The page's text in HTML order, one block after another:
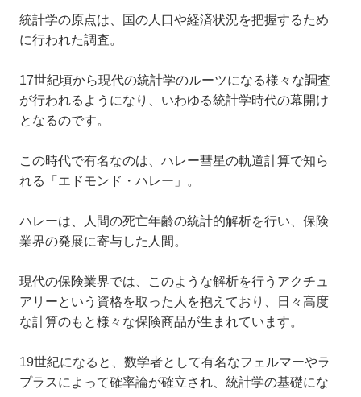
統計学の原点は、国の人口や経済状況を把握するため
に行われた調査。
17世紀頃から現代の統計学のルーツになる様々な調査
が行われるようになり、いわゆる統計学時代の幕開け
となるのです。
この時代で有名なのは、ハレー彗星の軌道計算で知ら
れる「エドモンド・ハレー」。
ハレーは、人間の死亡年齢の統計的解析を行い、保険
業界の発展に寄与した人間。
現代の保険業界では、このような解析を行うアクチュ
アリーという資格を取った人を抱えており、日々高度
な計算のもと様々な保険商品が生まれています。
19世紀になると、数学者として有名なフェルマーやラ
プラスによって確率論が確立され、統計学の基礎にな